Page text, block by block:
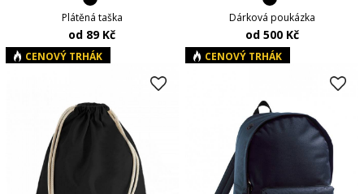
Plátěná taška
od 89 Kč
Dárková poukázka
od 500 Kč
CENOVÝ TRHÁK CENOVÝ TRHÁK